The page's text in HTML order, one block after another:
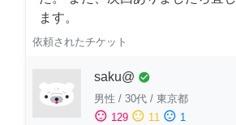
ます。
依頼されたチケット
saku@ check_circle
男性 / 30代 / 東京都
sentiment_satisfied 129 sentiment_neutral 11 sentiment_dissatisfied 1